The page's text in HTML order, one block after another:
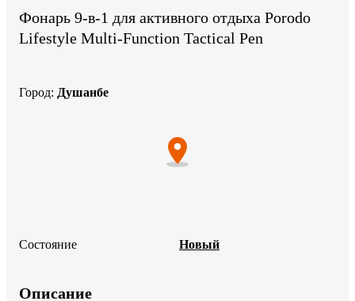
Фонарь 9-в-1 для активного отдыха Porodo
Lifestyle Multi-Function Tactical Pen
Город: Душанбе
Состояние Новый
Описание